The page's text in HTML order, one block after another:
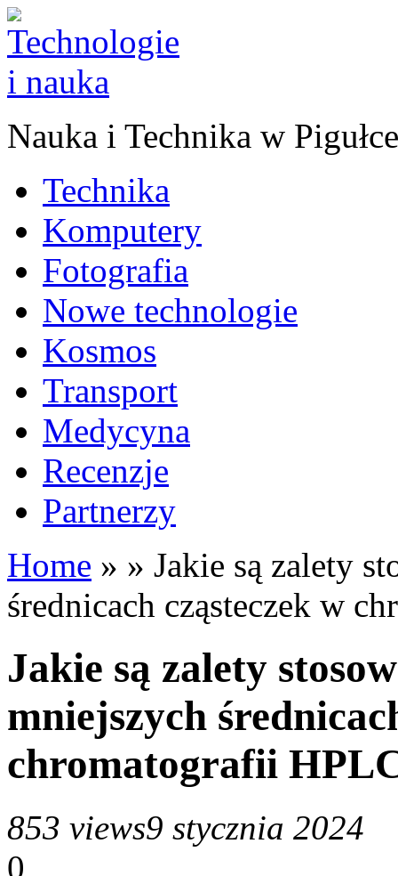
Nauka i Technika w Pigułce
Technika
Komputery
Fotografia
Nowe technologie
Kosmos
Transport
Medycyna
Recenzje
Partnerzy
Home » » Jakie są zalety
średnicach cząsteczek w
Jakie są zalety
mniejszych
chromatografii
853 views9 stycznia 2024
0